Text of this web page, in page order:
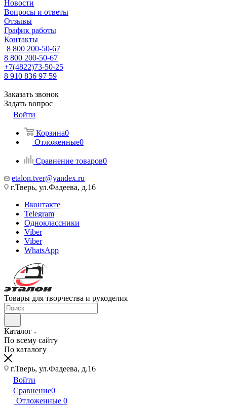
Новости
Вопросы и ответы
Отзывы
График работы
Контакты
8 800 200-50-67
8 800 200-50-67
+7(4822)73-50-25
8 910 836 97 59
Заказать звонок
Задать вопрос
Войти
Корзина0
Отложенные0
Сравнение товаров0
etalon.tver@yandex.ru
г.Тверь, ул.Фадеева, д.16
Вконтакте
Telegram
Одноклассники
Viber
Viber
WhatsApp
Товары для творчества и рукоделия
Каталог
По всему сайту
По каталогу
г.Тверь, ул.Фадеева, д.16
Войти
Сравнение0
Отложенные 0